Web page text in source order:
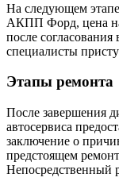
На следующем
АКПП Форд, цена на
после
специалисты
Этапы ремонта
После завершения
автосервиса
заключение о
предстоящем
Непосредственный